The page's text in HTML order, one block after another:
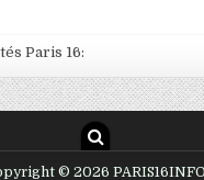
Paris 16:
© 2026 PARIS16INFO